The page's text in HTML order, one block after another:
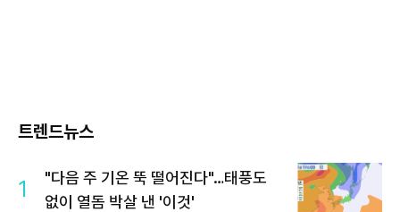
트렌드뉴스
1
"다음 주 기온 뚝 떨어진다"…태풍도
없이 열돔 박살 낸 '이것'